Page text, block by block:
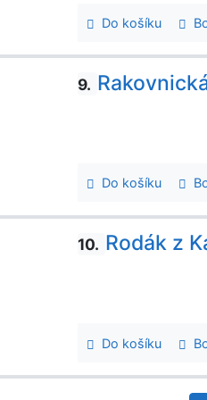
Do košíku
9.
Do košíku
10. Rodák z
Do košíku